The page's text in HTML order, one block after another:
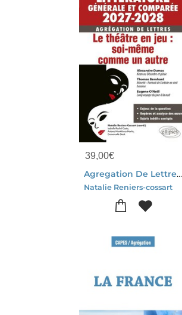
39,00€
Agregation De Lettres 2027-2028 : Litterature Generale Et Comparee, Nouveau Theme
Natalie Reniers-cossart